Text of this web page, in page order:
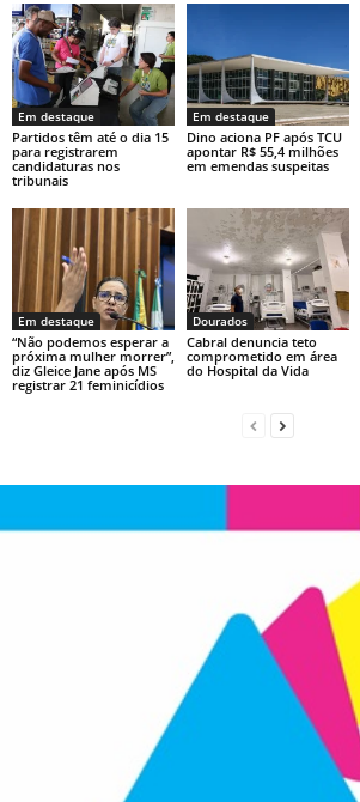
A
p
p
b
o
o
k
Li
n
k
Em destaque
Partidos têm até o dia 15
para registrarem
candidaturas nos
tribunais
Em destaque
Dino aciona PF após TCU
apontar R$ 55,4 milhões
em emendas suspeitas
Em destaque
“Não podemos esperar a
próxima mulher morrer”,
diz Gleice Jane após MS
registrar 21 feminicídios
Dourados
Cabral denuncia teto
comprometido em área
do Hospital da Vida